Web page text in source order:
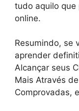
tudo aquilo que
online.
Resumindo, se
aprender
Alcançar seus
Mais Através
Comprovadas,